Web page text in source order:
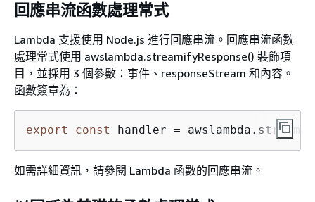
回應串流函數處理常式
Lambda 支援使用 Node.js 進行回應串流。回應串流函數
處理常式使用 awslambda.streamifyResponse() 裝飾項
目，並採用 3 個參數：事件、responseStream 和內容。
函數簽章為：
export const handler =
如需詳細資訊，請參閱 Lambda 函數的回應串流。